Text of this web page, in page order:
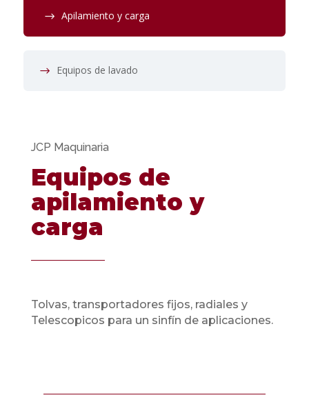
Apilamiento y carga
Equipos de lavado
JCP Maquinaria
Equipos de
apilamiento y
carga
Tolvas, transportadores fijos, radiales y
Telescopicos para un sinfín de aplicaciones.